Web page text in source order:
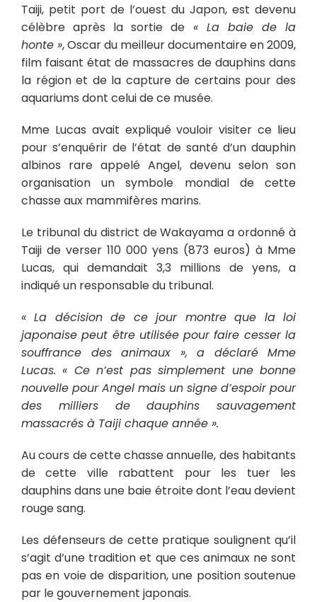
Taiji, petit port de l’ouest du Japon, est devenu
célèbre après la sortie de « La baie de la
honte », Oscar du meilleur documentaire en 2009,
film faisant état de massacres de dauphins dans
la région et de la capture de certains pour des
aquariums dont celui de ce musée.
Mme Lucas avait expliqué vouloir visiter ce lieu
pour s’enquérir de l’état de santé d’un dauphin
albinos rare appelé Angel, devenu selon son
organisation un symbole mondial de cette
chasse aux mammifères marins.
Le tribunal du district de Wakayama a ordonné à
Taiji de verser 110 000 yens (873 euros) à Mme
Lucas, qui demandait 3,3 millions de yens, a
indiqué un responsable du tribunal.
« La décision de ce jour montre que la loi
japonaise peut être utilisée pour faire cesser la
souffrance des animaux », a déclaré Mme
Lucas. « Ce n’est pas simplement une bonne
nouvelle pour Angel mais un signe d’espoir pour
des milliers de dauphins sauvagement
massacrés à Taiji chaque année ».
Au cours de cette chasse annuelle, des habitants
de cette ville rabattent pour les tuer les
dauphins dans une baie étroite dont l’eau devient
rouge sang.
Les défenseurs de cette pratique soulignent qu’il
s’agit d’une tradition et que ces animaux ne sont
pas en voie de disparition, une position soutenue
par le gouvernement japonais.